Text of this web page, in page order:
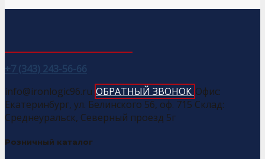
+7 (343) 243-56-66
info@ironlogic96.ru ОБРАТНЫЙ ЗВОНОК Офис:
Екатеринбург, ул. Белинского 56, оф. 715 Склад:
Среднеуральск, Северный проезд 5г
Розничный каталог